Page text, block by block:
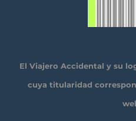
El Viajero Accidental y su
cuya titularidad